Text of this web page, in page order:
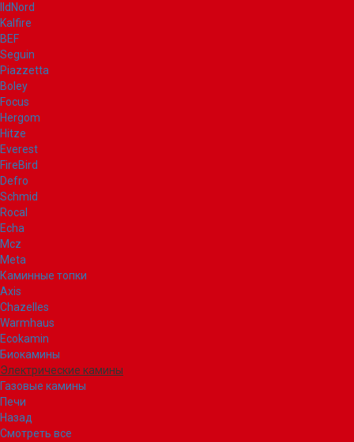
IldNord
Kalfire
BEF
Seguin
Piazzetta
Boley
Focus
Hergom
Hitze
Everest
FireBird
Defro
Schmid
Rocal
Echa
Mcz
Meta
Каминные топки
Axis
Chazelles
Warmhaus
Ecokamin
Биокамины
Электрические камины
Газовые камины
Печи
Назад
Смотреть все